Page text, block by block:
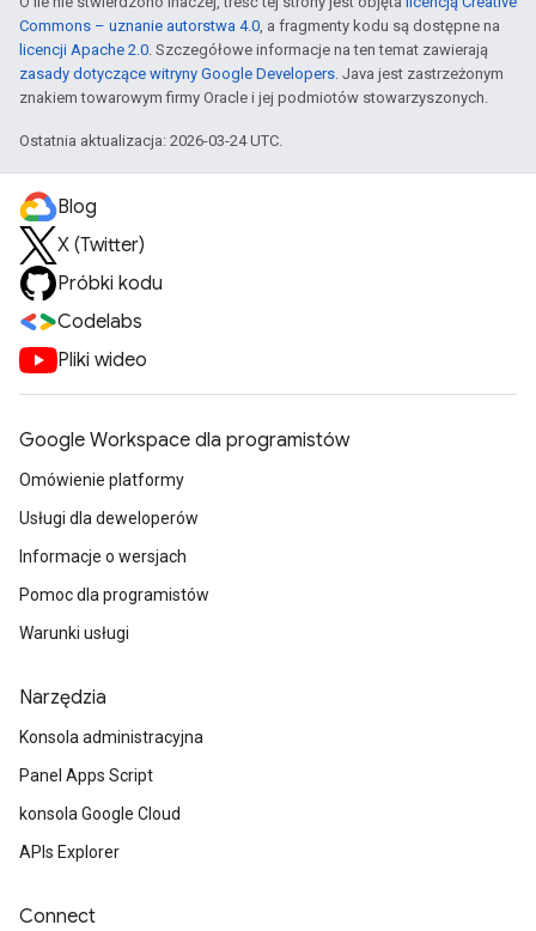
Commons – uznanie autorstwa 4.0, a fragmenty kodu są dostępne na
licencji Apache 2.0. Szczegółowe informacje na ten temat zawierają
zasady dotyczące witryny Google Developers. Java jest zastrzeżonym
znakiem towarowym firmy Oracle i jej podmiotów stowarzyszonych.
Ostatnia aktualizacja: 2026-03-24 UTC.
Blog
X (Twitter)
Próbki kodu
Codelabs
Pliki wideo
Google Workspace dla programistów
Omówienie platformy
Usługi dla deweloperów
Informacje o wersjach
Pomoc dla programistów
Warunki usługi
Narzędzia
Konsola administracyjna
Panel Apps Script
konsola Google Cloud
APIs Explorer
Connect